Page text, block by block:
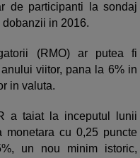
de participanti la sondaj
in 2016.
(RMO) ar putea fi
viitor, pana la 6% in
in valuta.
a taiat la inceputul lunii
cu 0,25 puncte
un nou minim istoric,